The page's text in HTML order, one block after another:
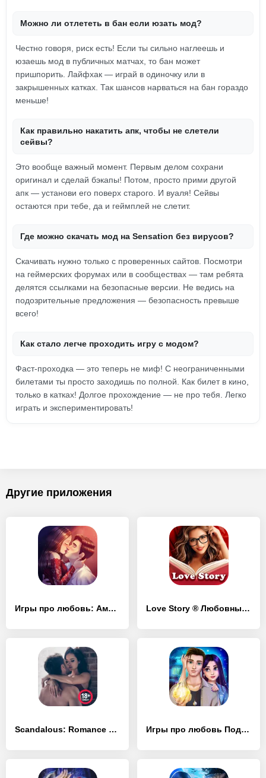
Можно ли отлететь в бан если юзать мод?
Честно говоря, риск есть! Если ты сильно наглеешь и
юзаешь мод в публичных матчах, то бан может
пришпорить. Лайфхак — играй в одиночку или в
закрышенных катках. Так шансов нарваться на бан гораздо
меньше!
Как правильно накатить апк, чтобы не слетели
сейвы?
Это вообще важный момент. Первым делом сохрани
оригинал и сделай бэкапы! Потом, просто прими другой
апк — установи его поверх старого. И вуаля! Сейвы
остаются при тебе, да и геймплей не слетит.
Где можно скачать мод на Sensation без вирусов?
Скачивать нужно только с проверенных сайтов. Посмотри
на геймерских форумах или в сообществах — там ребята
делятся ссылками на безопасные версии. Не ведись на
подозрительные предложения — безопасность превыше
всего!
Как стало легче проходить игру с модом?
Фаст-проходка — это теперь не миф! С неограниченными
билетами ты просто заходишь по полной. Как билет в кино,
только в катках! Долгое прохождение — не про тебя. Легко
играть и экспериментировать!
Другие приложения
Игры про любовь: Амнезия Love Story ® Любовные истории
Scandalous: Romance Stories Игры про любовь Подростки